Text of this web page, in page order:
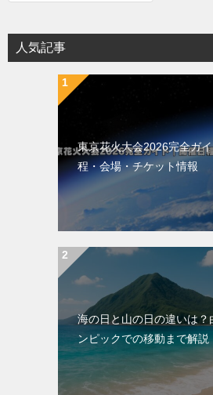
シ
ョ
人気記事
東京花火大会2026完全ガ
程・会場・チケット情報
海の日と山の日の違いは？
ンピックでの移動まで解説